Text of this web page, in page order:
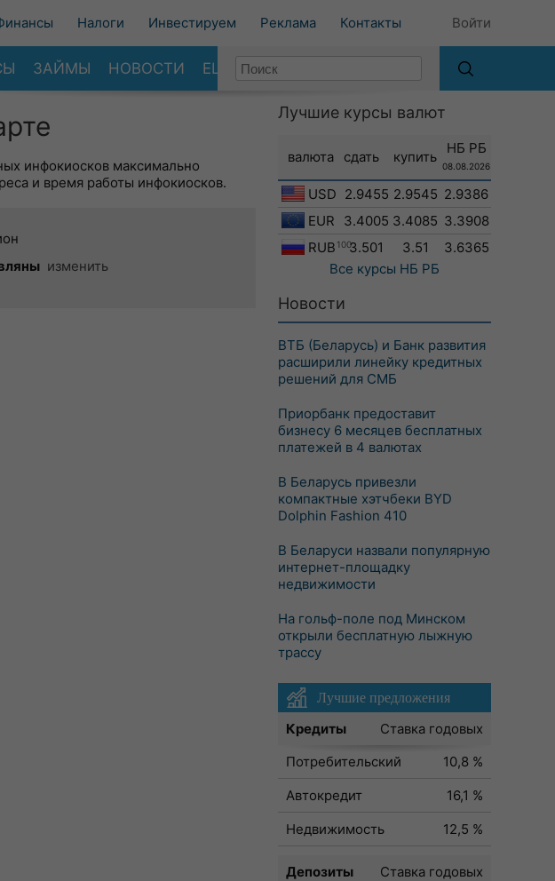
Налоги Инвестируем Реклама Контакты Войти
ЗАЙМЫ НОВОСТИ ЕЩЕ
инфокиосков максимально
и время работы инфокиосков.
изменить
Лучшие курсы валют
валюта сдать купить
НБ РБ
08.08.2026
USD 2.9455 2.9545 2.9386
EUR
3.4005 3.4085 3.3908
RUB 1003.501 3.51
3.6365
Все курсы НБ РБ
Новости
ВТБ (Беларусь) и Банк развития
расширили линейку кредитных
решений для СМБ
Приорбанк предоставит
бизнесу 6 месяцев бесплатных
платежей в 4 валютах
В Беларусь привезли
компактные хэтчбеки BYD
Dolphin Fashion 410
В Беларуси назвали популярную
интернет-площадку
недвижимости
На гольф-поле под Минском
открыли бесплатную лыжную
трассу
Лучшие предложения
Кредиты
Ставка годовых
Потребительский
10,8 %
Автокредит
16,1 %
Недвижимость
12,5 %
Депозиты
Ставка годовых